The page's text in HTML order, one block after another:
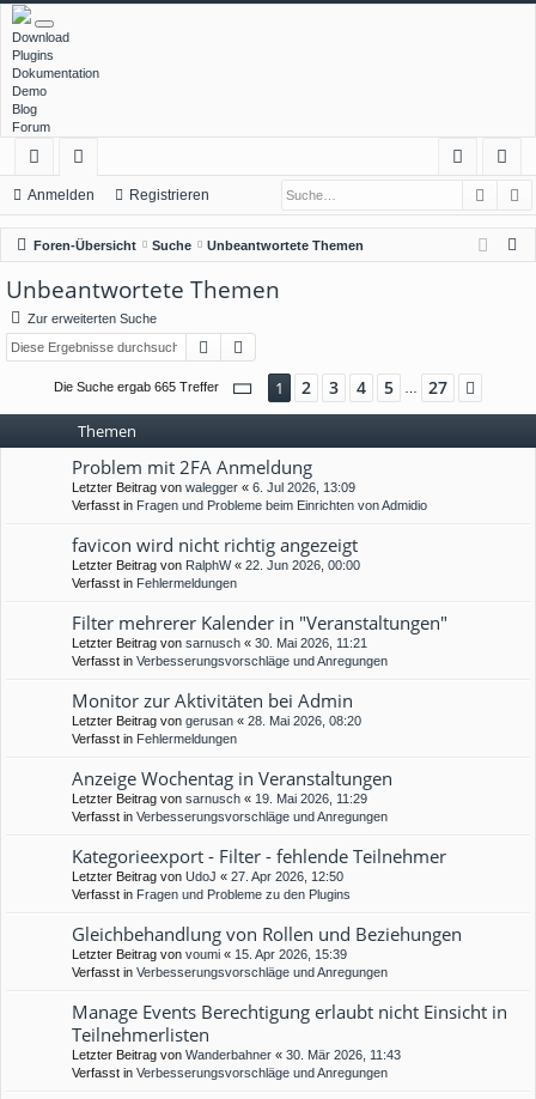
Download
Plugins
Dokumentation
Demo
Blog
Forum
ch
ne
llz
ug
rif
or
en
m
el
ist
rie
Anmelden Registrieren
Foren-Übersicht Suche Unbeantwortete Themen
Unbeantwortete Themen
Zur erweiterten Suche
Suche
Die Suche ergab 665 Treffer Seite 1 von 27
1 2 3 4 5 27
Themen
Problem mit 2FA Anmeldung
Letzter Beitrag von walegger « 6. Jul 2026, 13:09
Verfasst in Fragen und Probleme beim Einrichten von Admidio
favicon wird nicht richtig angezeigt
Letzter Beitrag von RalphW« 22. Jun 2026, 00:00
Verfasst in Fehlermeldungen
Filter mehrerer Kalender in "Veranstaltungen"
Letzter Beitrag von sarnusch « 30. Mai 2026, 11:21
Verfasst in Verbesserungsvorschläge und Anregungen
Monitor zur Aktivitäten bei Admin
Letzter Beitrag von gerusan « 28. Mai 2026, 08:20
Verfasst in Fehlermeldungen
Anzeige Wochentag in Veranstaltungen
Letzter Beitrag von sarnusch « 19. Mai 2026, 11:29
Verfasst in Verbesserungsvorschläge und Anregungen
Kategorieexport - Filter - fehlende Teilnehmer
Letzter Beitrag von UdoJ « 27. Apr 2026, 12:50
Verfasst in Fragen und Probleme zu den Plugins
Gleichbehandlung von Rollen und Beziehungen
Letzter Beitrag von voumi « 15. Apr 2026, 15:39
Verfasst in Verbesserungsvorschläge und Anregungen
Manage Events Berechtigung erlaubt nicht Einsicht in
Teilnehmerlisten
Letzter Beitrag von Wanderbahner « 30. Mär 2026, 11:43
Verfasst in Verbesserungsvorschläge und Anregungen